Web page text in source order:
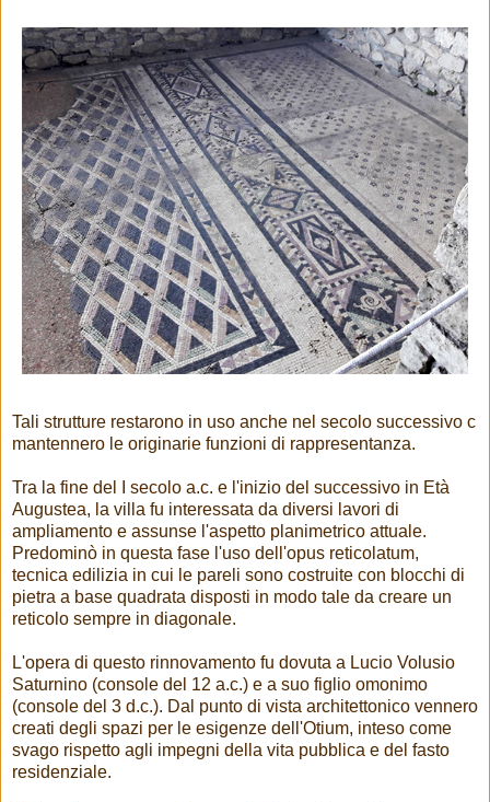
Tali strutture restarono in uso anche nel secolo successivo c
mantennero le originarie funzioni di rappresentanza.
Tra la fine del I secolo a.c. e l'inizio del successivo in Età
Augustea, la villa fu interessata da diversi lavori di
ampliamento e assunse l'aspetto planimetrico attuale.
Predominò in questa fase l'uso dell'opus reticolatum,
tecnica edilizia in cui le pareli sono costruite con blocchi di
pietra a base quadrata disposti in modo tale da creare un
reticolo sempre in diagonale.
L'opera di questo rinnovamento fu dovuta a Lucio Volusio
Saturnino (console del 12 a.c.) e a suo figlio omonimo
(console del 3 d.c.). Dal punto di vista architettonico vennero
creati degli spazi per le esigenze dell'Otium, inteso come
svago rispetto agli impegni della vita pubblica e del fasto
residenziale.